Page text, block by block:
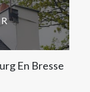
En Bresse